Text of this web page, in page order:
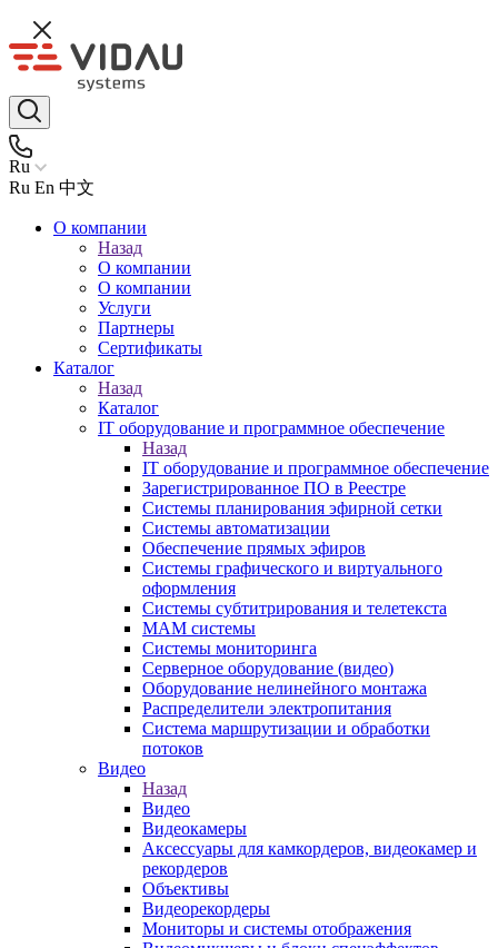
Ru
Ru En 中文
О компании
Назад
О компании
О компании
Услуги
Партнеры
Сертификаты
Каталог
Назад
Каталог
IT оборудование и программное обеспечение
Назад
IT оборудование и программное обеспечение
Зарегистрированное ПО в Реестре
Системы планирования эфирной сетки
Системы автоматизации
Обеспечение прямых эфиров
Системы графического и виртуального
оформления
Системы субтитрирования и телетекста
MAM системы
Системы мониторинга
Серверное оборудование (видео)
Оборудование нелинейного монтажа
Распределители электропитания
Система маршрутизации и обработки
потоков
Видео
Назад
Видео
Видеокамеры
Аксессуары для камкордеров, видеокамер и
рекордеров
Объективы
Видеорекордеры
Мониторы и системы отображения